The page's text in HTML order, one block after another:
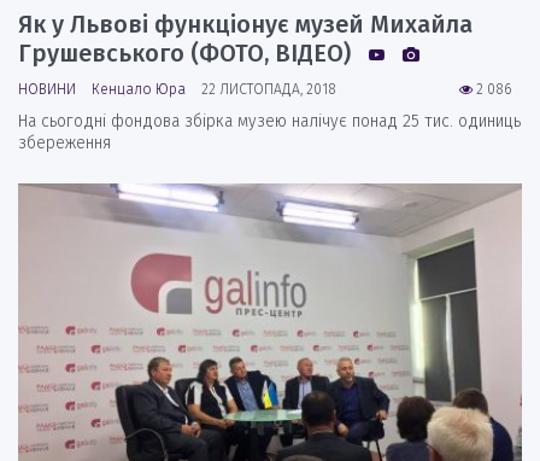
Як у Львові функціонує музей Михайла
Грушевського (ФОТО, ВІДЕО)
2 086
НОВИНИ Кенцало Юра 22 ЛИСТОПАДА, 2018
На сьогодні фондова збірка музею налічує понад 25 тис. одиниць
збереження